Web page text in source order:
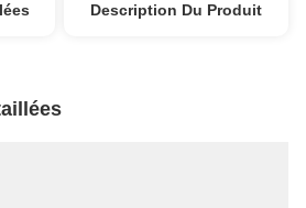
Description Du Produit